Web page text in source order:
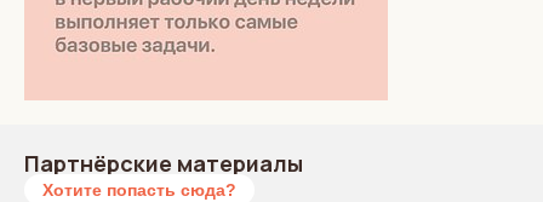
Партнёрские материалы
Хотите попасть сюда?